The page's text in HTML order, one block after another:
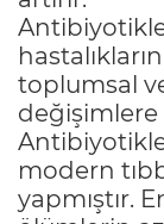
toplumsal
modern
yapmıştır.